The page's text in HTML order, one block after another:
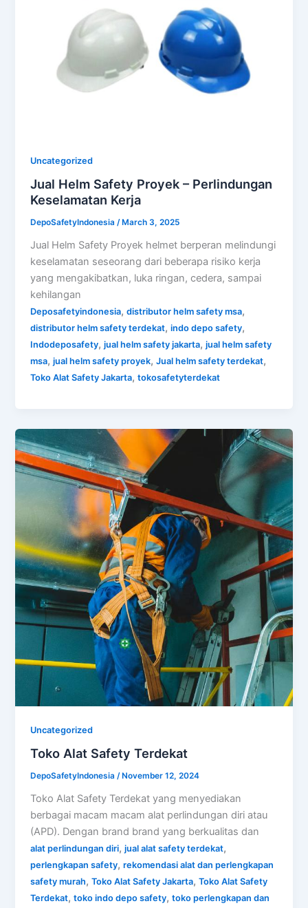
Uncategorized
Jual Helm Safety Proyek – Perlindungan
Keselamatan Kerja
DepoSafetyIndonesia/ March 3, 2025
Jual Helm Safety Proyek helmet berperan melindungi
keselamatan seseorang dari beberapa risiko kerja
yang mengakibatkan, luka ringan, cedera, sampai
kehilangan
Deposafetyindonesia,distributor helm safety msa,
distributor helm safety terdekat,indo depo safety,
Indodeposafety,jual helm safety jakarta,jual helm safety
msa,jual helm safety proyek,Jual helm safety terdekat,
Toko Alat Safety Jakarta,tokosafetyterdekat
Uncategorized
Toko Alat Safety Terdekat
DepoSafetyIndonesia/ November 12, 2024
Toko Alat Safety Terdekat yang menyediakan
berbagai macam macam alat perlindungan diri atau
(APD). Dengan brand brand yang berkualitas dan
alat perlindungan diri,jual alat safety terdekat,
perlengkapan safety,rekomendasi alat dan perlengkapan
safety murah,Toko Alat Safety Jakarta,Toko Alat Safety
Terdekat,toko indo depo safety,toko perlengkapan dan